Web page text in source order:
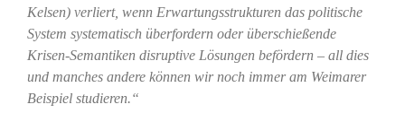
Kelsen) verliert, wenn Erwartungsstrukturen das politische
System systematisch überfordern oder überschießende
Krisen-Semantiken disruptive Lösungen befördern – all dies
und manches andere können wir noch immer am Weimarer
Beispiel studieren.“